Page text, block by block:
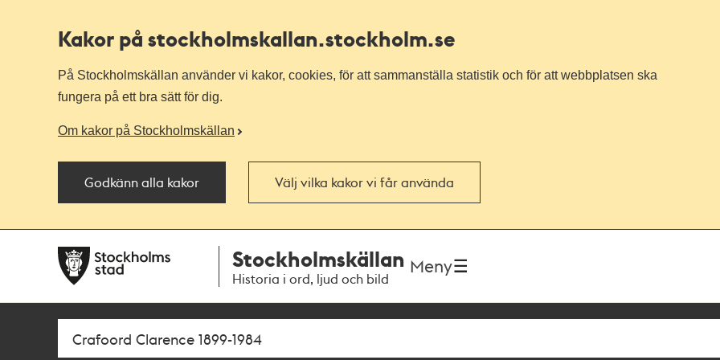
Kakor på stockholmskallan.stockholm.se
På Stockholmskällan använder vi kakor, cookies, för att sammanställa statistik och för att webbplatsen ska
fungera på ett bra sätt för dig.
Om kakor på Stockholmskällan
Godkänn alla kakor Välj vilka kakor vi får använda
navigationen
huvudinnehållet
Stockholmskällan
Historia i ord, ljud och bild
Meny
Sök